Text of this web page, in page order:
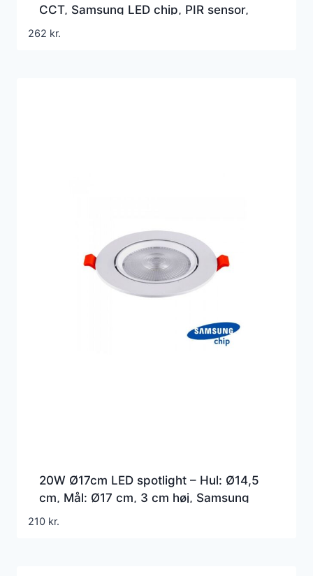
CCT, Samsung LED chip, PIR sensor,
inkl. lyskilde
262 kr.
20W Ø17cm LED spotlight – Hul: Ø14,5
cm, Mål: Ø17 cm, 3 cm høj, Samsung
LED chip
210 kr.